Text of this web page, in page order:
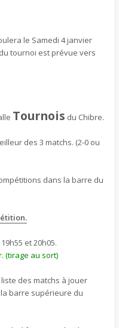
le Samedi 4 janvier
tournoi est prévue vers
Tournois du Chibre.
des 3 matchs. (2-0 ou
dans la barre du
et 20h05.
(tirage au sort)
des matchs à jouer
barre supérieure du